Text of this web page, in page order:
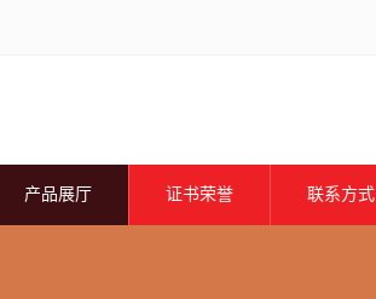
产品展厅 证书荣誉 联系方式